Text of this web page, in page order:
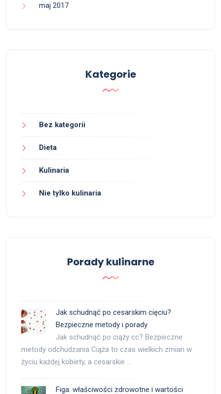
maj 2017
Kategorie
Bez kategorii
Dieta
Kulinaria
Nie tylko kulinaria
Porady kulinarne
Jak schudnąć po cesarskim cięciu?
Bezpieczne metody i porady
Jak schudnąć po ciąży cc? Bezpieczne
metody odchudzania Ciąża to czas wielkich zmian w
życiu każdej kobiety, a cesarskie …
Figa: właściwości zdrowotne i wartości